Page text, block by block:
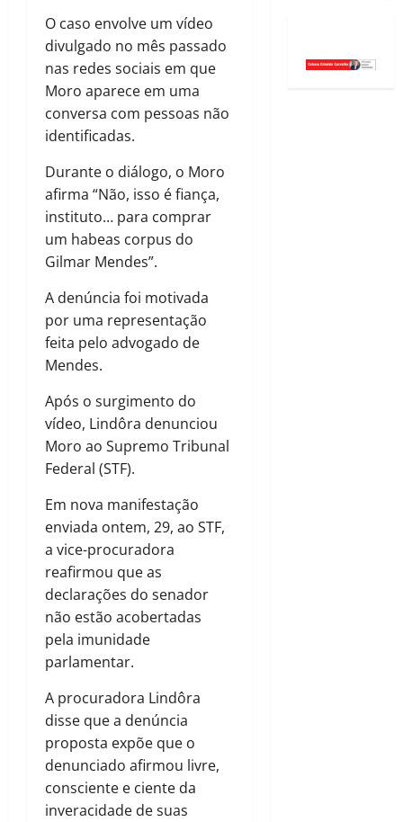
O caso envolve um vídeo
divulgado no mês passado
nas redes sociais em que
Moro aparece em uma
conversa com pessoas não
identificadas.
Durante o diálogo, o Moro
afirma “Não, isso é fiança,
instituto… para comprar
um habeas corpus do
Gilmar Mendes”.
A denúncia foi motivada
por uma representação
feita pelo advogado de
Mendes.
Após o surgimento do
vídeo, Lindôra denunciou
Moro ao Supremo Tribunal
Federal (STF).
Em nova manifestação
enviada ontem, 29, ao STF,
a vice-procuradora
reafirmou que as
declarações do senador
não estão acobertadas
pela imunidade
parlamentar.
A procuradora Lindôra
disse que a denúncia
proposta expõe que o
denunciado afirmou livre,
consciente e ciente da
inveracidade de suas